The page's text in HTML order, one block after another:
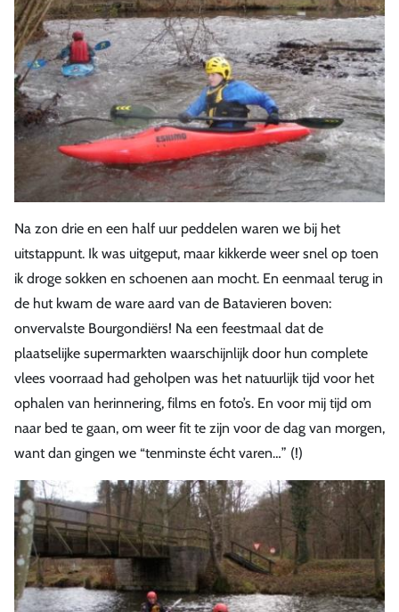
Na zon drie en een half uur peddelen waren we bij het
uitstappunt. Ik was uitgeput, maar kikkerde weer snel op toen
ik droge sokken en schoenen aan mocht. En eenmaal terug in
de hut kwam de ware aard van de Batavieren boven:
onvervalste Bourgondiërs! Na een feestmaal dat de
plaatselijke supermarkten waarschijnlijk door hun complete
vlees voorraad had geholpen was het natuurlijk tijd voor het
ophalen van herinnering, films en foto’s. En voor mij tijd om
naar bed te gaan, om weer fit te zijn voor de dag van morgen,
want dan gingen we “tenminste écht varen…” (!)